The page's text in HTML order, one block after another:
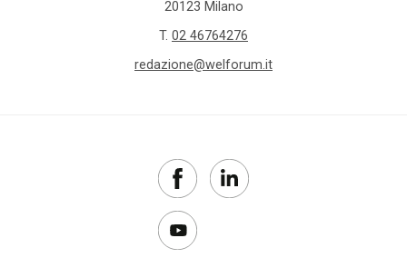
20123 Milano
T. 02 46764276
redazione@welforum.it